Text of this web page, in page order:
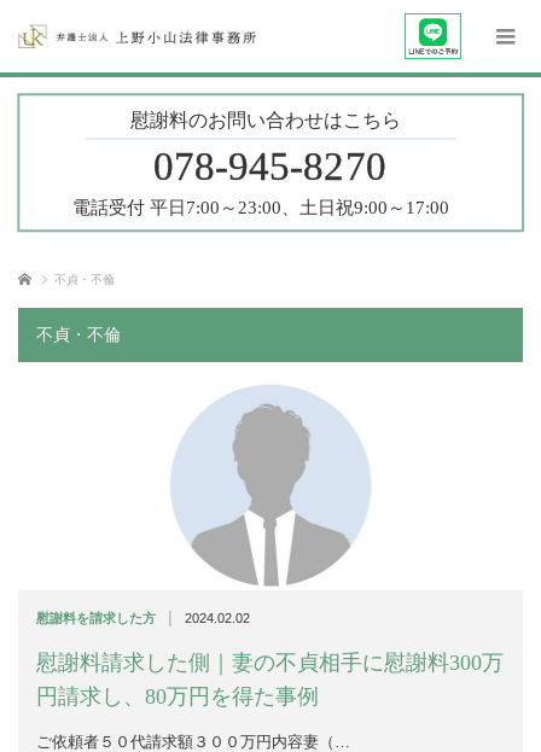
ホーム 不貞・不倫
不貞・不倫
慰謝料を請求した方 | 2024.02.02
慰謝料請求した側｜妻の不貞相手に慰謝料300万
円請求し、80万円を得た事例
ご依頼者５０代請求額３００万円内容妻（…